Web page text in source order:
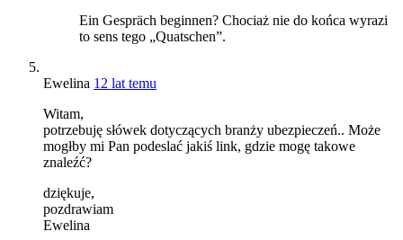
Ein Gespräch beginnen? Chociaż nie do końca wyrazi
to sens tego „Quatschen”.
Ewelina 12 lat temu
Witam,
potrzebuję słówek dotyczących branży ubezpieczeń.. Może
mogłby mi Pan podeslać jakiś link, gdzie mogę takowe
znaleźć?
dziękuje,
pozdrawiam
Ewelina